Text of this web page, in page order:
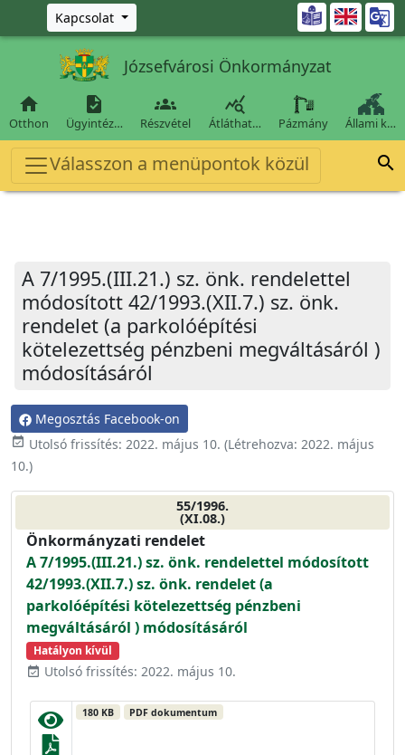
Ugrás a fő tartalomra
Kapcsolat 
Józsefvárosi Önkormányzat

Otthon

Ügyintéz…

Részvétel

Átláthat… Pázmány Állami k…
Válasszon a menüpontok közül 
A 7/1995.(III.21.) sz. önk. rendelettel
módosított 42/1993.(XII.7.) sz. önk.
rendelet (a parkolóépítési
kötelezettség pénzbeni megváltásáról )
módosításáról
Megosztás Facebook-on
event_available Utolsó frissítés: 2022. május 10. (Létrehozva: 2022. május
10.)
55/1996.
(XI.08.)
Önkormányzati rendelet
A 7/1995.(III.21.) sz. önk. rendelettel módosított
42/1993.(XII.7.) sz. önk. rendelet (a
parkolóépítési kötelezettség pénzbeni
megváltásáról ) módosításáról
Hatályon kívül
event_available Utolsó frissítés: 2022. május 10.
180 KB PDF dokumentum